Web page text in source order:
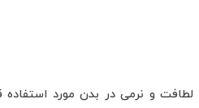
و نرمی در بدن مورد استفاده